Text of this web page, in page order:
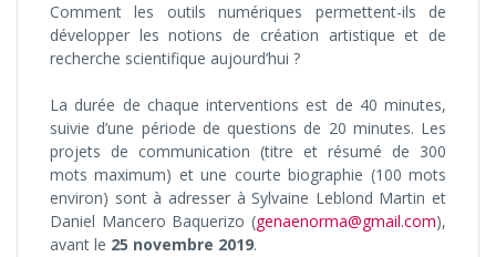
Comment les outils numériques permettent-ils de
développer les notions de création artistique et de
recherche scientifique aujourd’hui ?
La durée de chaque interventions est de 40 minutes,
suivie d’une période de questions de 20 minutes. Les
projets de communication (titre et résumé de 300
mots maximum) et une courte biographie (100 mots
environ) sont à adresser à Sylvaine Leblond Martin et
Daniel Mancero Baquerizo (genaenorma@gmail.com),
avant le 25 novembre 2019.